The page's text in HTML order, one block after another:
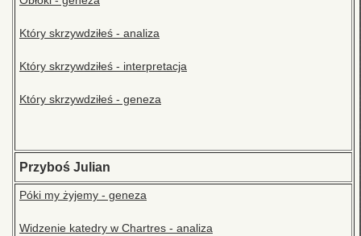
Który skrzywdziłeś - analiza
Który skrzywdziłeś - interpretacja
Który skrzywdziłeś - geneza
Przyboś Julian
Póki my żyjemy - geneza
Widzenie katedry w Chartres - analiza